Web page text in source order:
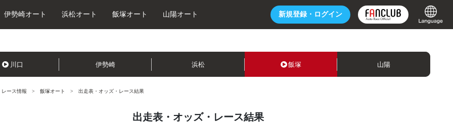
新規登録・ ログイン
伊勢崎オート 浜松オート 飯塚オート 山陽オート
川口 伊勢崎 浜松 飯塚 山陽
レース情報 飯塚オート 出走表・オッズ・レース結果
出走表・オッズ・レース結果